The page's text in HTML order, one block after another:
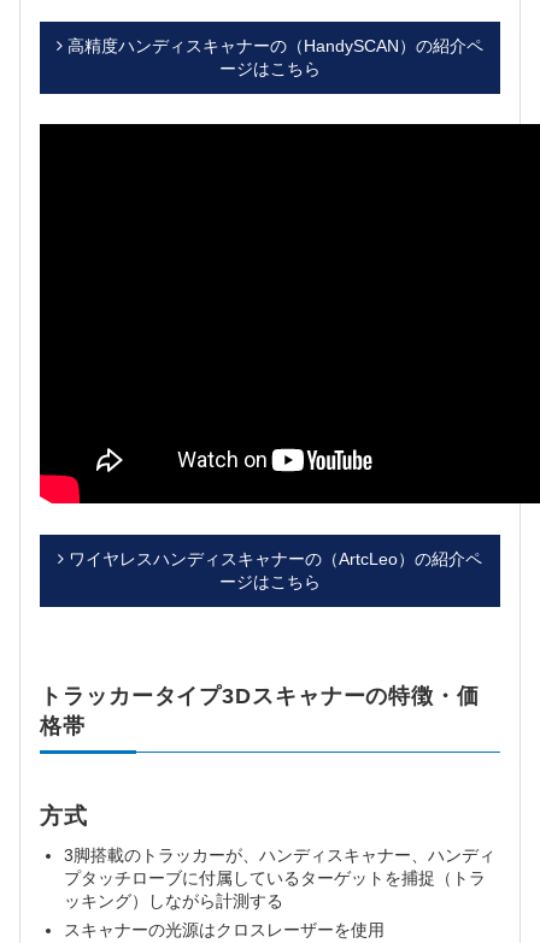
高精度ハンディスキャナーの（HandySCAN）の紹介ペ
ージはこちら
ワイヤレスハンディスキャナーの（ArtcLeo）の紹介ペ
ージはこちら
トラッカータイプ3Dスキャナーの特徴・価
格帯
方式
3脚搭載のトラッカーが、ハンディスキャナー、ハンディ
プタッチローブに付属しているターゲットを捕捉（トラ
ッキング）しながら計測する
スキャナーの光源はクロスレーザーを使用